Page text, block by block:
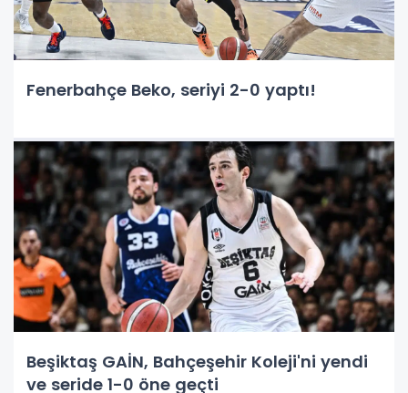
Fenerbahçe Beko, seriyi 2-0 yaptı!
Beşiktaş GAİN, Bahçeşehir Koleji'ni yendi
ve seride 1-0 öne geçti